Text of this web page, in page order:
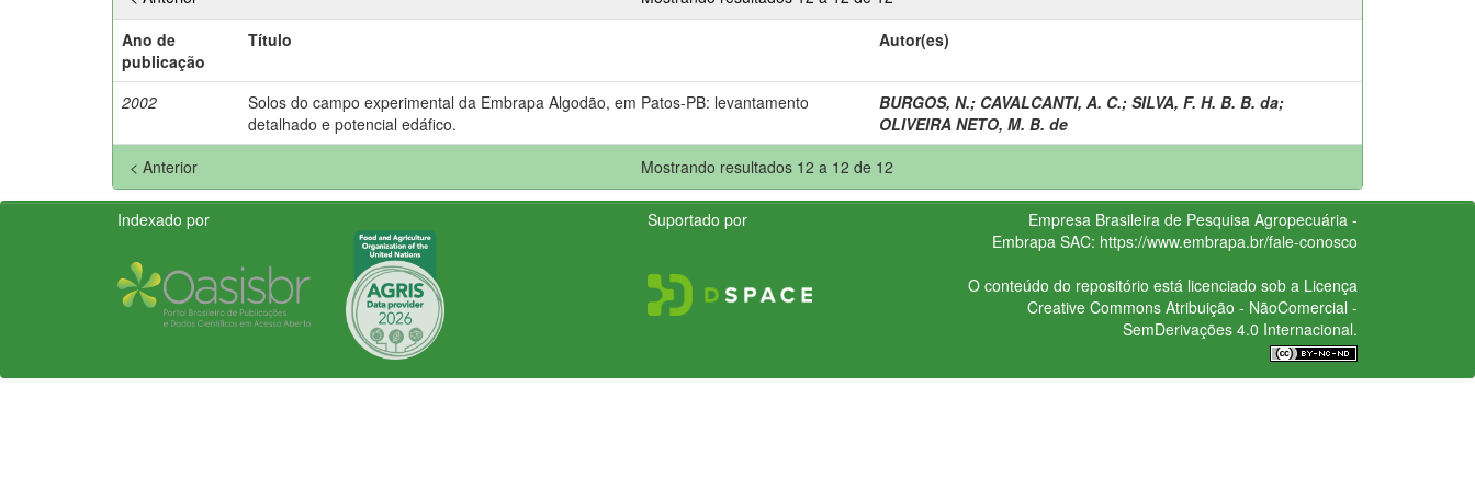
Ano de
publicação
Título Autor(es)
2002
Solos do campo experimental da Embrapa Algodão, em Patos-PB: levantamento
detalhado e potencial edáfico.
BURGOS, N.; CAVALCANTI, A. C.; SILVA, F. H. B. B. da;
OLIVEIRA NETO, M. B. de
Mostrando resultados 12 a 12 de 12
< Anterior
Indexado por Suportado por
Empresa Brasileira de Pesquisa Agropecuária -
Embrapa SAC: https://www.embrapa.br/fale-conosco
O conteúdo do repositório está licenciado sob a Licença
Creative CommonsAtribuição - NãoComercial -
SemDerivações 4.0 Internacional.